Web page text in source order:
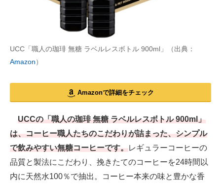
UCC「職人の珈琲 無糖 ラベルレスボトル 900ml」（出典：
Amazon）
Amazonで詳細をチェック
UCCの「職人の珈琲 無糖 ラベルレスボトル 900ml」
は、コーヒー職人たちのこだわりが詰まった、シンプル
で飲みやすい無糖コーヒーです。レギュラーコーヒーの
品質と製法にこだわり、挽きたてのコーヒーを24時間以
内に天然水100％で抽出。コーヒー本来の味と豊かな香